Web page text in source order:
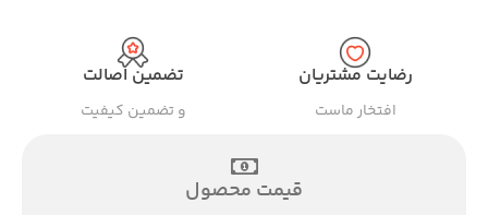
رضایت مشتریان
افتخار ماست
تضمین اصالت
و تضمین کیفیت
قیمت محصول